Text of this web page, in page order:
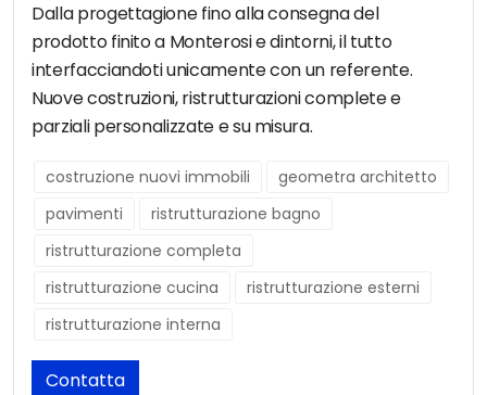
Dalla progettagione fino alla consegna del
prodotto finito a Monterosi e dintorni, il tutto
interfacciandoti unicamente con un referente.
Nuove costruzioni, ristrutturazioni complete e
parziali personalizzate e su misura.
costruzione nuovi immobili
geometra architetto
pavimenti
ristrutturazione bagno
ristrutturazione completa
ristrutturazione cucina
ristrutturazione esterni
ristrutturazione interna
Contatta